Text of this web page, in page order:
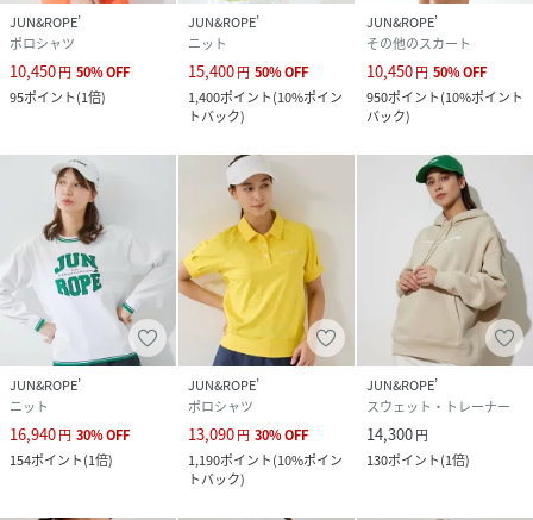
JUN&ROPE’
ポロシャツ
10,450円 50%OFF
95ポイント(1倍)
JUN&ROPE’
ニット
15,400円 50%OFF
1,400ポイント(10%ポイン
トバック)
JUN&ROPE’
その他のスカート
10,450円 50%OFF
950ポイント(10%ポイント
バック)
JUN&ROPE’
ニット
16,940円 30%OFF
154ポイント(1倍)
JUN&ROPE’
ポロシャツ
13,090円 30%OFF
1,190ポイント(10%ポイン
トバック)
JUN&ROPE’
スウェット・トレーナー
14,300円
130ポイント(1倍)